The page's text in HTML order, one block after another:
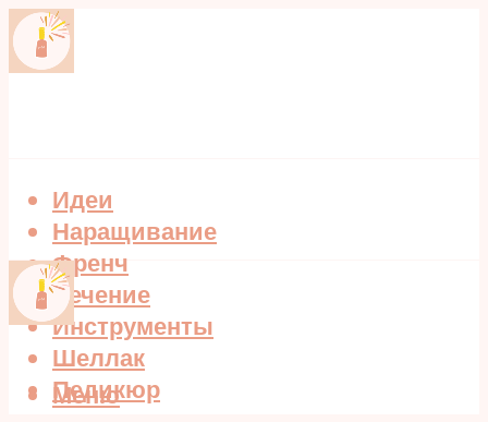
Идеи
Наращивание
Френч
Лечение
Инструменты
Шеллак
Педикюр
Меню